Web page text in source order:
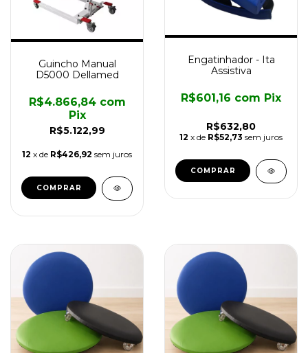
Guincho Manual
D5000 Dellamed
R$5.122,99
R$4.866,84 com
Pix
12 x de R$426,92 sem juros
Engatinhador - Ita
Assistiva
R$632,80
R$601,16 com Pix
12 x de R$52,73 sem juros
COMPRAR